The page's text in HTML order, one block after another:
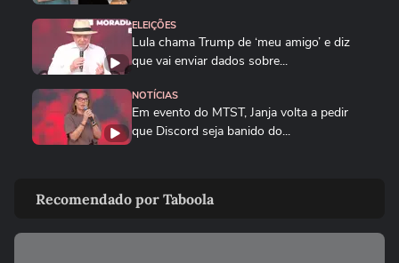
ELEIÇÕES
Lula chama Trump de ‘meu amigo’ e diz
que vai enviar dados sobre...
NOTÍCIAS
Em evento do MTST, Janja volta a pedir
que Discord seja banido do...
quatro mortos no Rio de...
CIDADES
Recomendado por Taboola